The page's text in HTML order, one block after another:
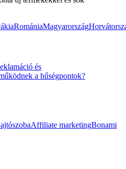
RomániaMagyarország
és
a hűségpontok?
Affiliate marketingBonami